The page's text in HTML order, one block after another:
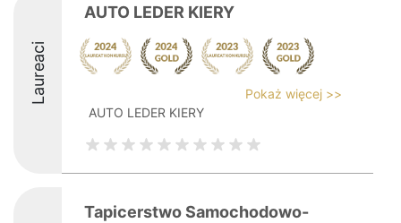
Laureaci
AUTO LEDER KIERY
Pokaż więcej >>
AUTO LEDER KIERY
Tapicerstwo Samochodowo-